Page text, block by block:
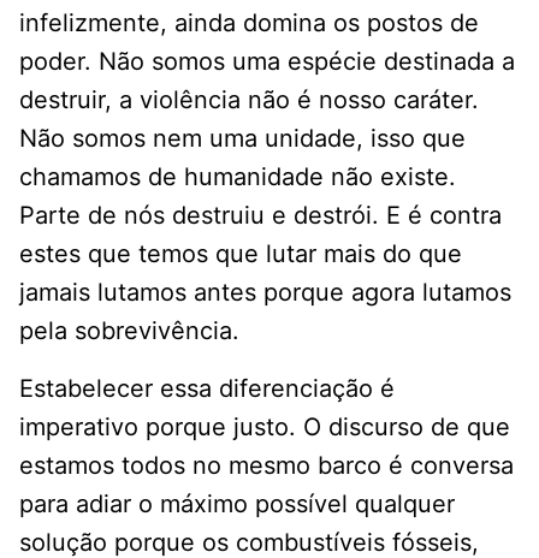
infelizmente, ainda domina os postos de
poder. Não somos uma espécie destinada a
destruir, a violência não é nosso caráter.
Não somos nem uma unidade, isso que
chamamos de humanidade não existe.
Parte de nós destruiu e destrói. E é contra
estes que temos que lutar mais do que
jamais lutamos antes porque agora lutamos
pela sobrevivência.
Estabelecer essa diferenciação é
imperativo porque justo. O discurso de que
estamos todos no mesmo barco é conversa
para adiar o máximo possível qualquer
solução porque os combustíveis fósseis,